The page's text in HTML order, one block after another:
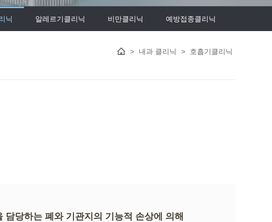
닉 알레르기클리닉 비만클리닉 예방접종클리닉
> 내과 클리닉 > 호흡기클리닉
담당하는 폐와 기관지의 기능적 손상에 의해